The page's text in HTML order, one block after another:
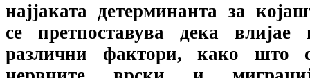
најјаката детерминанта за
се претпоставува дека влијае
различни фактори, како што